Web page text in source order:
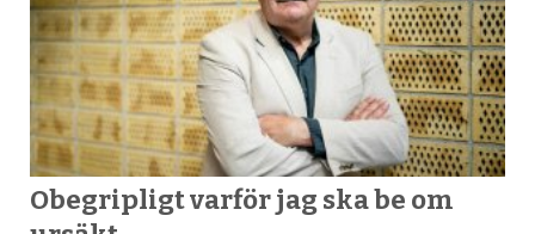
Obegripligt varför jag ska be om